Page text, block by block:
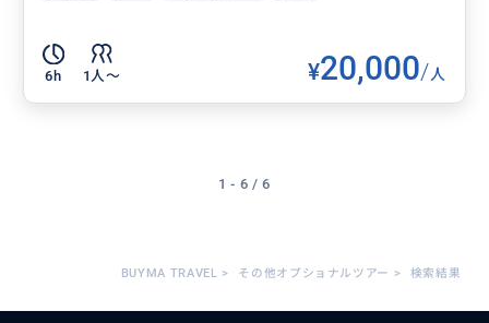
6h 1人〜 ¥20,000/人
1 - 6 / 6
BUYMA TRAVEL > その他オプショナルツアー > 検索結果